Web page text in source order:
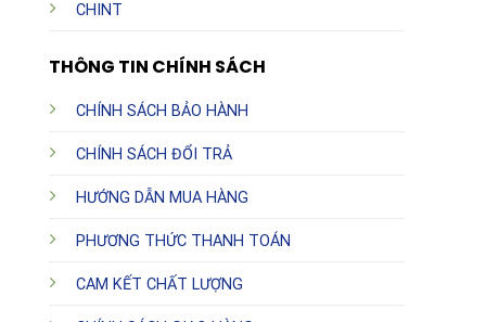
CHINT
THÔNG TIN CHÍNH SÁCH
CHÍNH SÁCH BẢO HÀNH
CHÍNH SÁCH ĐỔI TRẢ
HƯỚNG DẪN MUA HÀNG
PHƯƠNG THỨC THANH TOÁN
CAM KẾT CHẤT LƯỢNG